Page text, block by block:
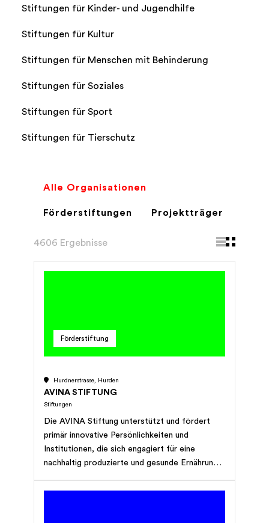
Stiftungen für Kinder- und Jugendhilfe
Stiftungen für Kultur
Stiftungen für Menschen mit Behinderung
Stiftungen für Soziales
Stiftungen für Sport
Stiftungen für Tierschutz
Alle Organisationen
Förderstiftungen Projektträger
4606 Ergebnisse
Förderstiftung
Hurdnerstrasse, Hurden
AVINA STIFTUNG
Stiftungen
Die AVINA Stiftung unterstützt und fördert
primär innovative Persönlichkeiten und
Institutionen, die sich engagiert für eine
nachhaltig produzierte und gesunde Ernährung
www.avinastiftung.ch Ausgeschlossene